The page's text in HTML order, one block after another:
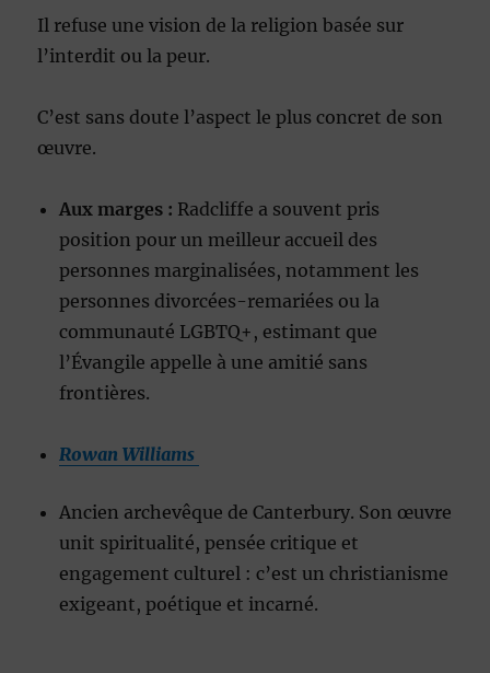
Il refuse une vision de la religion basée sur
l’interdit ou la peur.
C’est sans doute l’aspect le plus concret de son
œuvre.
Aux marges : Radcliffe a souvent pris
position pour un meilleur accueil des
personnes marginalisées, notamment les
personnes divorcées-remariées ou la
communauté LGBTQ+, estimant que
l’Évangile appelle à une amitié sans
frontières.
Rowan Williams
Ancien archevêque de Canterbury. Son œuvre
unit spiritualité, pensée critique et
engagement culturel : c’est un christianisme
exigeant, poétique et incarné.